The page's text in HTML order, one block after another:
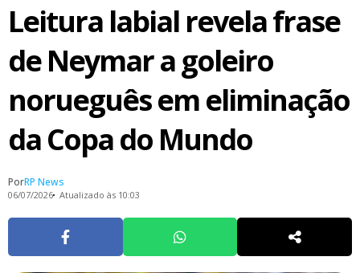
Leitura labial revela frase
de Neymar a goleiro
norueguês em eliminação
da Copa do Mundo
PorRP News
06/07/2026 Atualizado às 10:03